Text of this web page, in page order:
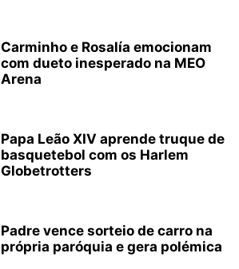
Carminho e Rosalía emocionam
com dueto inesperado na MEO
Arena
Papa Leão XIV aprende truque de
basquetebol com os Harlem
Globetrotters
Padre vence sorteio de carro na
própria paróquia e gera polémica